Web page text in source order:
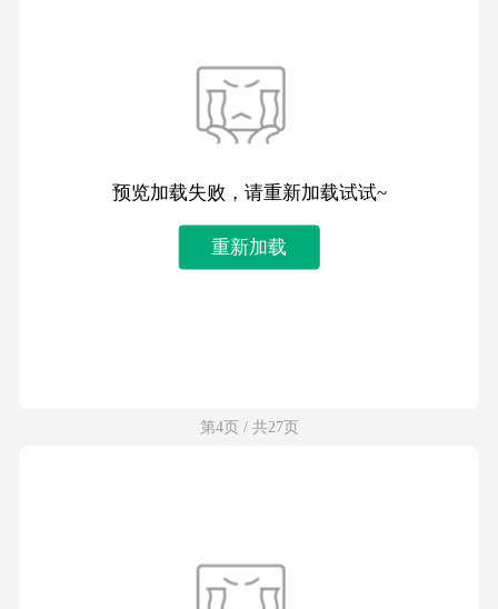
预览加载失败，请重新加载试试~
重新加载
第4页 / 共27页